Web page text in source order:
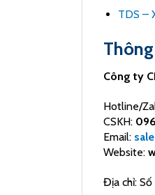
TDS –
Công ty
Hotline/
CSKH:
Email:
Website:
Địa chỉ: